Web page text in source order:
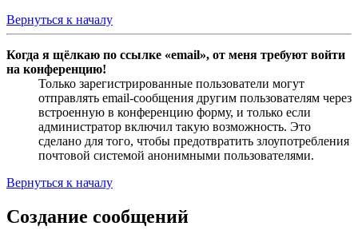
Вернуться к началу
Когда я щёлкаю по ссылке «email», от меня требуют войти
на конференцию!
Только зарегистрированные пользователи могут
отправлять email-сообщения другим пользователям через
встроенную в конференцию форму, и только если
администратор включил такую возможность. Это
сделано для того, чтобы предотвратить злоупотребления
почтовой системой анонимными пользователями.
Вернуться к началу
Создание сообщений